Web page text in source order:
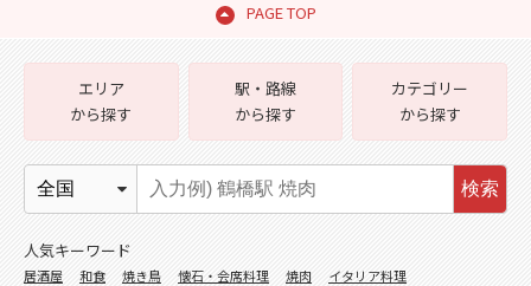
PAGE TOP
エリア
から探す
駅・路線
から探す
カテゴリー
から探す
検索
人気キーワード
居酒屋 和食 焼き鳥 懐石・会席料理 焼肉
イタリア料理